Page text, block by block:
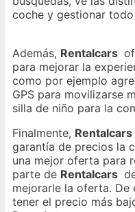
coche y gestionar
Además, Rentalcars
para mejorar la
como por ejemplo
GPS para movilizarse
silla de niño para la
Finalmente, Rentalcars
garantía de precios la
una mejor oferta para
parte de Rentalcars
mejorarle la oferta. De
tener el precio más